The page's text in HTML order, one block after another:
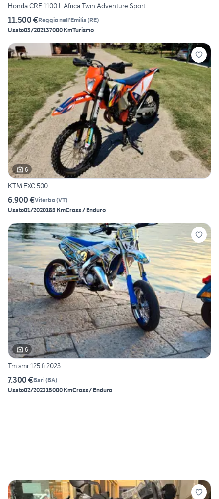
Honda CRF 1100 L Africa Twin Adventure Sport
11.500 €Reggio nell'Emilia (RE)
Usato03/202137000 KmTurismo
6
KTM EXC 500
6.900 €Viterbo(VT)
Usato01/2020185 KmCross / Enduro
6
Tm smr 125 fi 2023
7.300 €Bari(BA)
Usato02/202315000 KmCross / Enduro